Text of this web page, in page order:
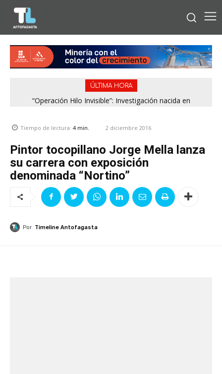
ÚLTIMA HORA
“Operación Hilo Invisible”: Investigación nacida en
Tiempo de lectura: 4min. 2 diciembre 2016
Pintor tocopillano Jorge Mella lanza
su carrera con exposición
denominada “Nortino”
Por Timeline Antofagasta